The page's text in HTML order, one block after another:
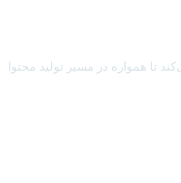
تا همواره در مسیر تولید محتوا